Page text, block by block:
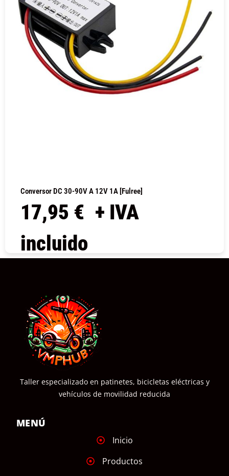
Conversor DC 30-90V A 12V 1A [Fulree]
17,95 € + IVA
incluido
Taller especializado en patinetes, bicicletas eléctricas y
vehículos de movilidad reducida
MENÚ
Inicio
Productos